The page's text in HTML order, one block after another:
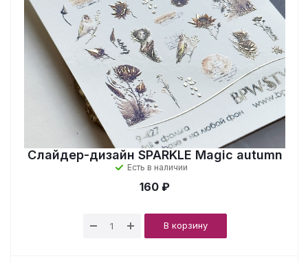
Слайдер-дизайн SPARKLE Magic autumn
Есть в наличии
160 ₽
В корзину